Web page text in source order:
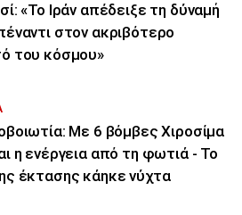
«Το Ιράν απέδειξε τη δύναμή
στον ακριβότερο
του κόσμου»
Με 6 βόμβες Χιροσίμα
η ενέργεια από τη φωτιά - Το
έκτασης κάηκε νύχτα